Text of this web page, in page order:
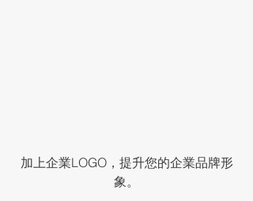
加上企業LOGO，提升您的企業品牌形
象。